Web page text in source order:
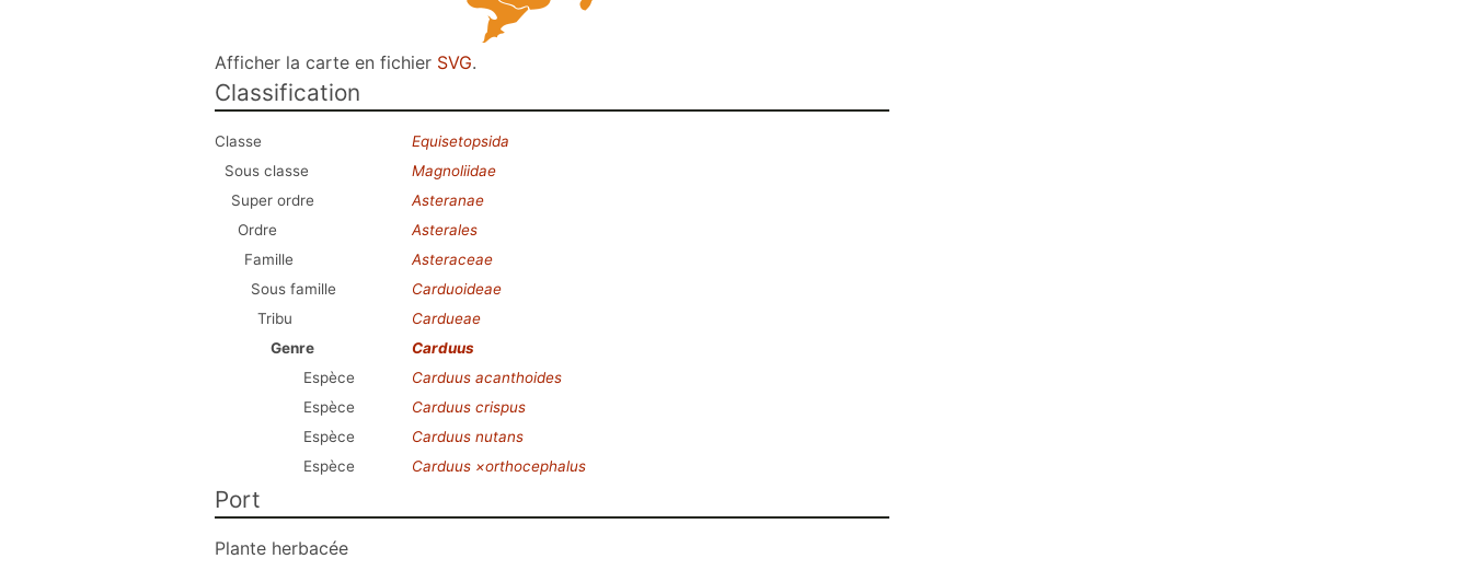
Afficher la carte en fichier SVG.
Classification
Classe
Equisetopsida
Sous classe
Magnoliidae
Super ordre
Asteranae
Ordre
Asterales
Famille
Asteraceae
Sous famille
Carduoideae
Tribu
Cardueae
Genre
Carduus
Espèce
Carduus acanthoides
Espèce
Carduus crispus
Espèce
Carduus nutans
Espèce
Carduus ×orthocephalus
Port
Plante herbacée